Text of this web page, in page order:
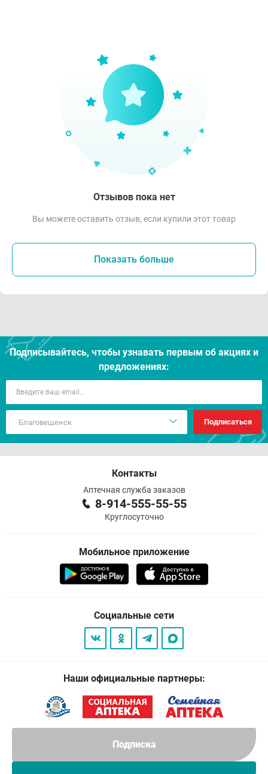
Подписка
Отзывов пока нет
Вы можете оставить отзыв, если купили этот товар
Показать больше
Подписывайтесь, чтобы узнавать первым об акцияx и
предложениях:
Подписаться
Контакты
Аптечная служба заказов
8-914-555-55-55
Круглосуточно
Мобильное приложение
Социальные сети
Наши официальные партнеры: